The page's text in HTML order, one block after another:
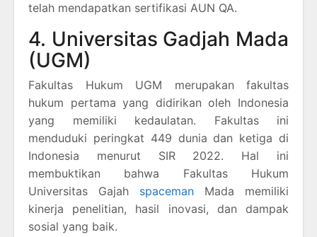
telah mendapatkan sertifikasi AUN QA.
4. Universitas Gadjah Mada
(UGM)
Fakultas Hukum UGM merupakan fakultas
hukum pertama yang didirikan oleh Indonesia
yang memiliki kedaulatan. Fakultas ini
menduduki peringkat 449 dunia dan ketiga di
Indonesia menurut SIR 2022. Hal ini
membuktikan bahwa Fakultas Hukum
Universitas Gajah spaceman Mada memiliki
kinerja penelitian, hasil inovasi, dan dampak
sosial yang baik.